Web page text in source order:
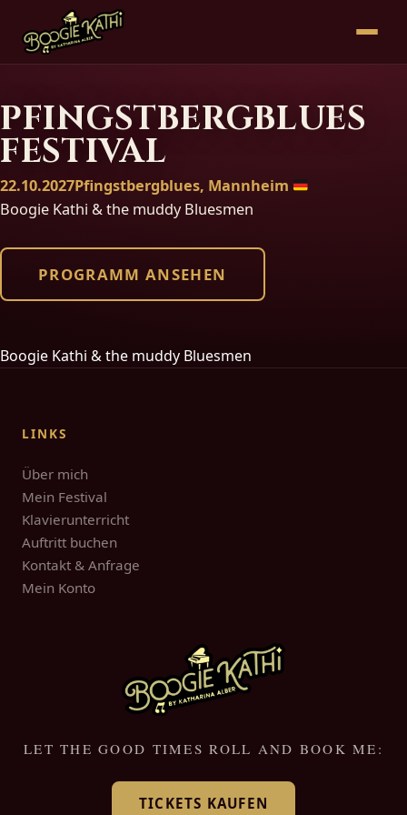
PFINGSTBERGBLUES
FESTIVAL
22.10.2027Pfingstbergblues, Mannheim
Boogie Kathi & the muddy Bluesmen
PROGRAMM ANSEHEN
Boogie Kathi & the muddy Bluesmen
LINKS
Über mich
Mein Festival
Klavierunterricht
Auftritt buchen
Kontakt & Anfrage
Mein Konto
LET THE GOOD TIMES ROLL AND BOOK ME:
TICKETS KAUFEN